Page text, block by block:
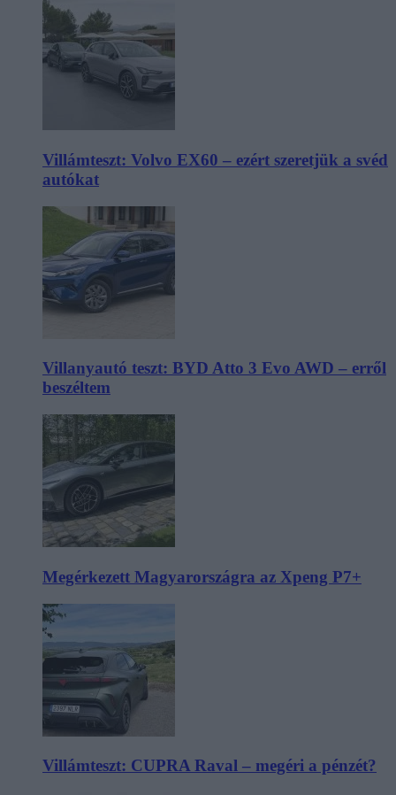
Villámteszt: Volvo EX60 – ezért szeretjük a svéd
autókat
Villanyautó teszt: BYD Atto 3 Evo AWD – erről
beszéltem
Megérkezett Magyarországra az Xpeng P7+
Villámteszt: CUPRA Raval – megéri a pénzét?